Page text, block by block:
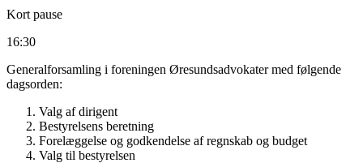
baggrunden for reformen, hvordan fungere det i praksis og hvad
Øverste kirkemyndighed i de to land
Kirkerne i fremtiden
14:30